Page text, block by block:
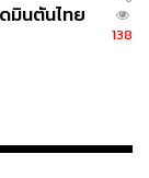
มินตันไทย
138